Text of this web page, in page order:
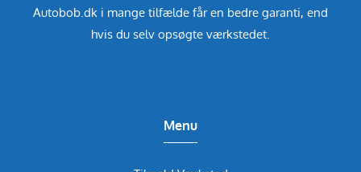
Autobob.dk i mange tilfælde får en bedre garanti, end
hvis du selv opsøgte værkstedet.
Menu